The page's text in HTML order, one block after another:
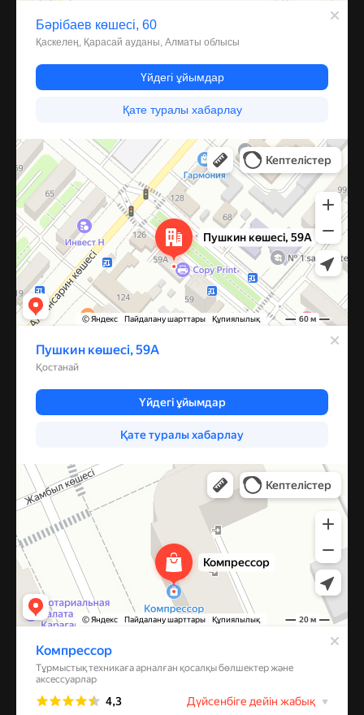
Костанай
Улица Пушкина, 59А — Яндекс Карты
Компрессор
Запчасти и аксессуары для бытовой техники в Караганде